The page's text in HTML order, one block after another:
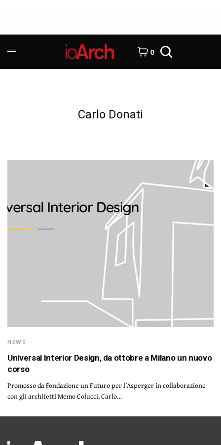
0
Carlo Donati
NEWS
Universal Interior Design, da ottobre a Milano un nuovo
corso
Promosso da Fondazione un Futuro per l’Asperger in collaborazione
con gli architetti Memo Colucci, Carlo…